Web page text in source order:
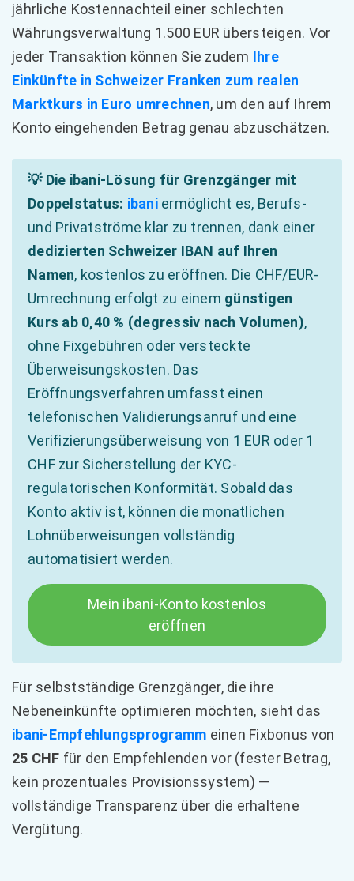
jährliche Kostennachteil einer schlechten
Währungsverwaltung 1.500 EUR übersteigen. Vor
jeder Transaktion können Sie zudem Ihre
Einkünfte in Schweizer Franken zum realen
Marktkurs in Euro umrechnen, um den auf Ihrem
Konto eingehenden Betrag genau abzuschätzen.
💡 Die ibani-Lösung für Grenzgänger mit
Doppelstatus: ibaniermöglicht es, Berufs-
und Privatströme klar zu trennen, dank einer
dedizierten Schweizer IBAN auf Ihren
Namen, kostenlos zu eröffnen. Die CHF/EUR-
Umrechnung erfolgt zu einem günstigen
Kurs ab 0,40 % (degressiv nach Volumen),
ohne Fixgebühren oder versteckte
Überweisungskosten. Das
Eröffnungsverfahren umfasst einen
telefonischen Validierungsanruf und eine
Verifizierungsüberweisung von 1 EUR oder 1
CHF zur Sicherstellung der KYC-
regulatorischen Konformität. Sobald das
Konto aktiv ist, können die monatlichen
Lohnüberweisungen vollständig
automatisiert werden.
Mein ibani-Konto kostenlos
eröffnen
Für selbstständige Grenzgänger, die ihre
Nebeneinkünfte optimieren möchten, sieht das
ibani-Empfehlungsprogramm einen Fixbonus von
25 CHF für den Empfehlenden vor (fester Betrag,
kein prozentuales Provisionssystem) —
vollständige Transparenz über die erhaltene
Vergütung.